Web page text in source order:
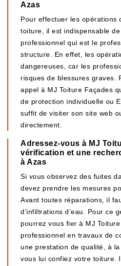
Azas
Pour effectuer les opérations
toiture, il est indispensable
professionnel qui est le
structure. En effet, les
dangereuses, car les
risques de blessures graves.
appel à MJ Toiture Façades
de protection individuelle ou
suffit de visiter son site web
directement.
Adressez-vous à MJ
vérification et une
à Azas
Si vous observez des fuites
devez prendre les mesures
Avant toutes réparations, il
d’infiltrations d’eau. Pour ce
pourrez vous fier à MJ
professionnel en travaux de
une prestation de qualité, à
vous lui confiez votre toiture.